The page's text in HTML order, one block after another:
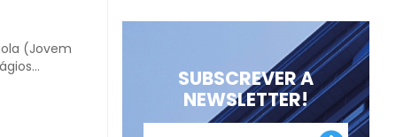
(Jovem
com
SUBSCREVER A
NEWSLETTER!